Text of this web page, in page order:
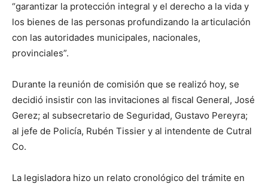
“garantizar la protección integral y el derecho a la vida y
los bienes de las personas profundizando la articulación
con las autoridades municipales, nacionales,
provinciales”.
Durante la reunión de comisión que se realizó hoy, se
decidió insistir con las invitaciones al fiscal General, José
Gerez; al subsecretario de Seguridad, Gustavo Pereyra;
al jefe de Policía, Rubén Tissier y al intendente de Cutral
Co.
La legisladora hizo un relato cronológico del trámite en